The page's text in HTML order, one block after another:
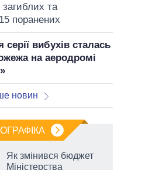
та
поранених
вибухів сталась
на аеродромі
новин
Як змінився бюджет
Міністерства